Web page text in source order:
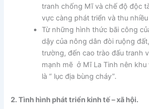
tranh chống Mĩ và chế độ độc
vực càng phát triển và thu
Từ những hình thức bãi công
dậy của nông dân đòi ruộng
trường, đến cao trào đấu tranh
mạnh mẽ ở Mĩ La Tinh nên
là “ lục địa bùng cháy”.
2. Tình hình phát triển kinh tế – xã hội.